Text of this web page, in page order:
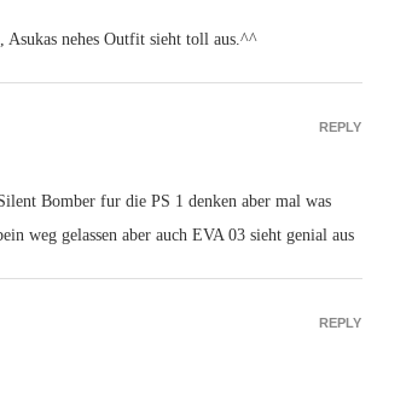
Asukas nehes Outfit sieht toll aus.^^
Bomber fur die PS 1 denken aber mal was
weg gelassen aber auch EVA 03 sieht genial aus
REPLY
REPLY